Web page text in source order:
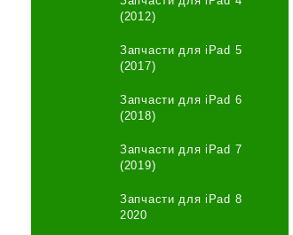
(2012)
Запчасти для iPad 5
(2017)
Запчасти для iPad 6
(2018)
Запчасти для iPad 7
(2019)
Запчасти для iPad 8
2020